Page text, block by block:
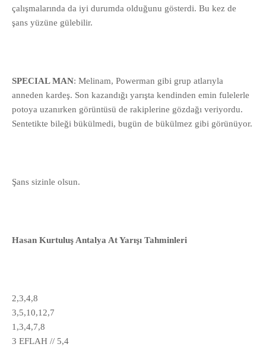
çalışmalarında da iyi durumda olduğunu gösterdi. Bu kez de
şans yüzüne gülebilir.
SPECIAL MAN: Melinam, Powerman gibi grup atlarıyla
anneden kardeş. Son kazandığı yarışta kendinden emin fulelerle
potoya uzanırken görüntüsü de rakiplerine gözdağı veriyordu.
Sentetikte bileği bükülmedi, bugün de bükülmez gibi görünüyor.
Şans sizinle olsun.
Hasan Kurtuluş Antalya At Yarışı Tahminleri
2,3,4,8
3,5,10,12,7
1,3,4,7,8
3 EFLAH // 5,4